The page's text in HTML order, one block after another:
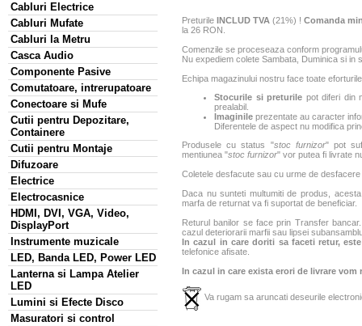
Cabluri Electrice
Cabluri Mufate
Cabluri la Metru
Casca Audio
Componente Pasive
Comutatoare, intrerupatoare
Conectoare si Mufe
Cutii pentru Depozitare,
Containere
Cutii pentru Montaje
Difuzoare
Electrice
Electrocasnice
HDMI, DVI, VGA, Video,
DisplayPort
Instrumente muzicale
LED, Banda LED, Power LED
Lanterna si Lampa Atelier
LED
Lumini si Efecte Disco
Masuratori si control
Preturile INCLUD TVA (21%) ! Comanda
la 26 RON.
Comenzile se proceseaza conform
Nu expediem colete Sambata, Duminica si in
Echipa magazinului nostru face toate
Stocurile si preturile pot diferi din
prealabil.
Imaginile prezentate au caracter
Diferentele de aspect nu modifica
Produsele cu status "stoc furnizor" pot
mentiunea "stoc furnizor" vor putea fi livrate
Coletele desfacute sau cu urme de
Daca nu sunteti multumiti de produs,
marfa de returnat va fi suportat de beneficiar.
Returul banilor se face prin Transfer
cazul deteriorarii marfii sau lipsei
In cazul in care doriti sa faceti retur,
telefonice afisate.
In cazul in care exista erori de livrare
Va rugam sa aruncati deseurile